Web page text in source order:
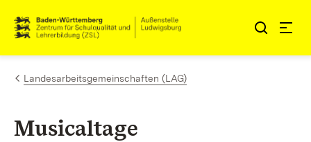
Zum Inhalt springen
Link zur Startseite
Landesarbeitsgemeinschaften (LAG)
Musicaltage